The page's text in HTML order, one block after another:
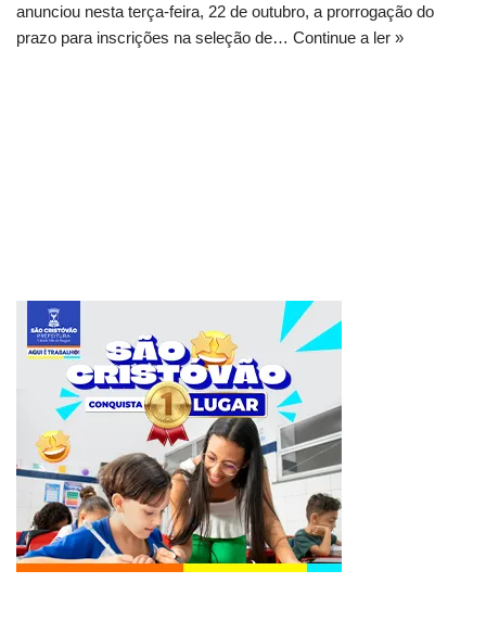
anunciou nesta terça-feira, 22 de outubro, a prorrogação do
prazo para inscrições na seleção de… Continue a ler »